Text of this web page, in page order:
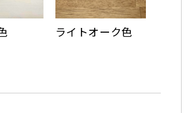
ライトオーク色